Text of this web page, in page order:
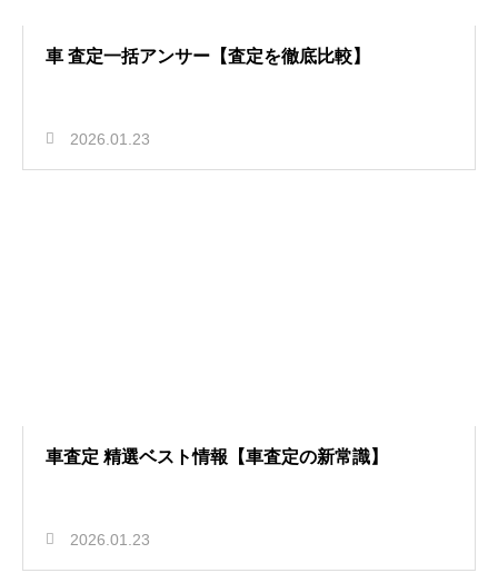
車 査定一括アンサー【査定を徹底比較】
2026.01.23
車査定 精選ベスト情報【車査定の新常識】
2026.01.23